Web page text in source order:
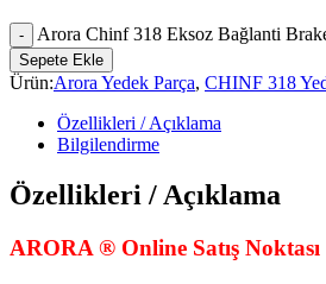
Arora Chinf 318 Eksoz Bağlanti
Sepete Ekle
Ürün:Arora Yedek Parça, CHINF 318
Özellikleri / Açıklama
Bilgilendirme
Özellikleri / Açıklama
ARORA ® Online Satış Noktası